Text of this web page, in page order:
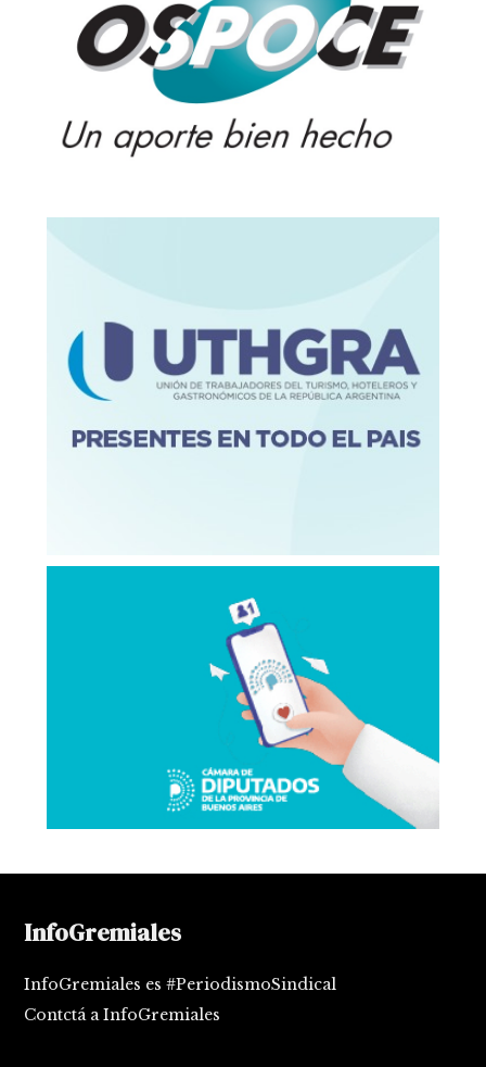
InfoGremiales
InfoGremiales es #PeriodismoSindical
Contctá a InfoGremiales